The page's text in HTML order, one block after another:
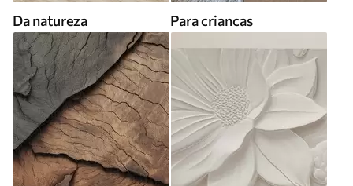
Da natureza Para criancas